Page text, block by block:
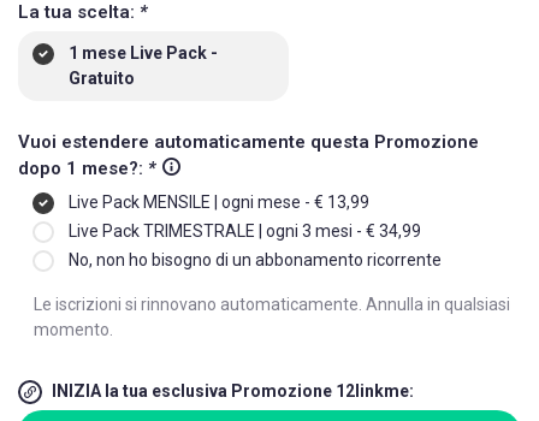
La tua scelta: *
1 mese Live Pack -
Gratuito
Vuoi estendere automaticamente questa Promozione
dopo 1 mese?: *
Live Pack MENSILE | ogni mese - € 13,99
Live Pack TRIMESTRALE | ogni 3 mesi - € 34,99
No, non ho bisogno di un abbonamento ricorrente
Le iscrizioni si rinnovano automaticamente. Annulla in qualsiasi
momento.
INIZIA la tua esclusiva Promozione 12linkme: